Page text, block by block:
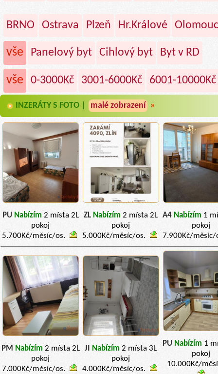
BRNO Ostrava Plzeň Hr.Králové Olomouc
vše Panelový byt Cihlový byt Byt v RD
vše 0-3000Kč 3001-6000Kč 6001-10000Kč
INZERÁTY S FOTO | malé zobrazení »
PU Nabízím 2 místa 2L
pokoj
5.700Kč/měsíc/os.
ZL Nabízím 2 místa 2L
pokoj
5.000Kč/měsíc/os.
A4 Nabízím 1
pokoj
7.900Kč/
PM Nabízím 2 místa 2L
pokoj
7.000Kč/měsíc/os.
JI Nabízím 2 místa 3L
pokoj
4.000Kč/měsíc/os.
PU Nabízím 1
pokoj
10.000Kč/